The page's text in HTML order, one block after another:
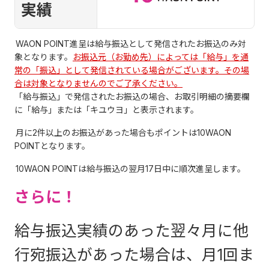
実績
WAON POINT進呈は給与振込として発信されたお振込のみ対
象となります。
お振込元（お勤め先）によっては「給与」を通
常の「振込」として発信されている場合がございます。その場
合は対象となりませんのでご了承ください。
「給与振込」で発信されたお振込の場合、お取引明細の摘要欄
に「給与」または「キユウヨ」と表示されます。
月に2件以上のお振込があった場合もポイントは10WAON
POINTとなります。
10WAON POINTは給与振込の翌月17日中に順次進呈します。
さらに！
給与振込実績のあった翌々月に他
行宛振込があった場合は、月1回ま